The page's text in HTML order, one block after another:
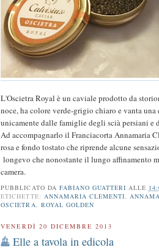
L'Oscietra Royal è un caviale prodotto da
noce, ha colore verde-grigio chiaro e vanta una
unicamente dalle famiglie degli scià persiani e
Ad accompagnarlo il Franciacorta Annamaria
rosa e fondo tostato che riprende alcune
longevo che nonostante il lungo affinamento
camera.
PUBBLICATO DA FABIANO GUATTERI ALLE
ETICHETTE: ANNAMARIA CLEMENTI,
OSCIETRA, ROYAL GOLDEN
VENERDÌ 20 DICEMBRE 2013
Elle a tavola in edicola